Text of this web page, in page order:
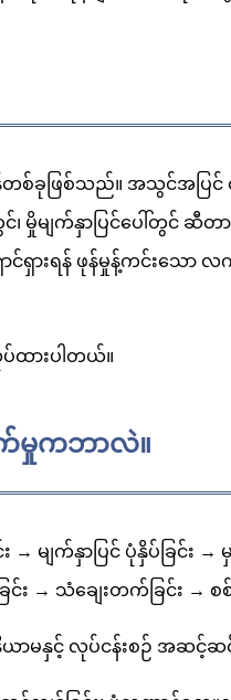
တစ်ခုဖြစ်သည်။ အသွင်အပြ
၊ မှိုမျက်နှာပြင်ပေါ်တွင်
ာင်ရှားရန် ဖုန်မှုန့်ကင်းသေ
ထားပါတယ်။
မှုကဘာလဲ။
း → မျက်နှာပြင် ပုံနှိပ်ခြ
ြင်း → သံချေးတက်ခြင်း →
နိယာမနှင့် လုပ်ငန်းစဉ် အဆင့်ဆ